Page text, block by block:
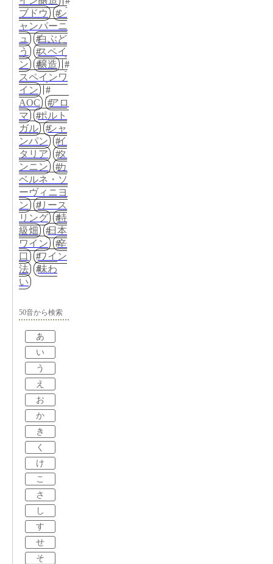
ブドウ
シ
ャンパーニ
ュ
白ぶど
う
スペイ
ン
醸造
スペインワ
イン
AOC
アロ
マ
ポルト
ガル
シャ
ンパン
イ
タリア
タ
ンニン
カ
ベルネ・ソ
ーヴィニヨ
ン
リース
リング
特
級畑
日本
ワイン
辛
口
ワイン
法
味わ
い
50音から検索
あ
い
う
え
お
か
き
く
け
こ
さ
し
す
せ
そ